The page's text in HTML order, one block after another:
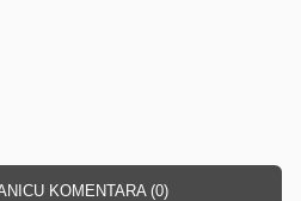
KOMENTARA (0)